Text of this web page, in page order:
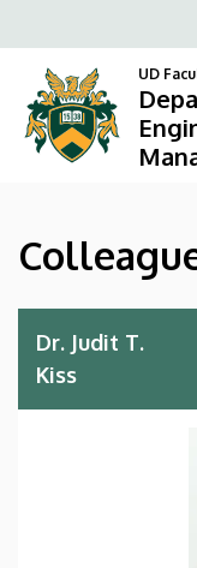
to
content
UD
Dr. Judit T.
Kiss